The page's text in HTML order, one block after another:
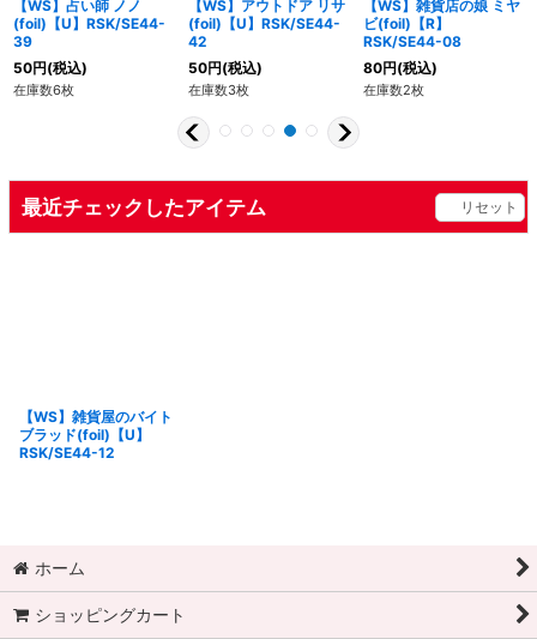
【WS】占い師 ノノ
(foil)【U】RSK/SE44-
39
50円(税込)
在庫数6枚
【WS】アウトドア リサ
(foil)【U】RSK/SE44-
42
50円(税込)
在庫数3枚
【WS】雑貨店の娘 ミヤ
ビ(foil)【R】
RSK/SE44-08
80円(税込)
在庫数2枚
最近チェックしたアイテム リセット
【WS】雑貨屋のバイト
ブラッド(foil)【U】
RSK/SE44-12
ホーム
ショッピングカート